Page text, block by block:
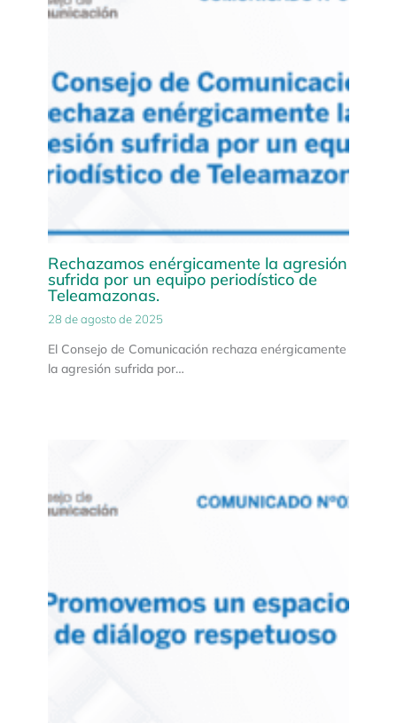
Rechazamos enérgicamente la agresión
sufrida por un equipo periodístico de
Teleamazonas.
28 de agosto de 2025
El Consejo de Comunicación rechaza enérgicamente
la agresión sufrida por…